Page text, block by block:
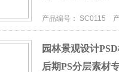
产品编号： SC0115
园林景观设计
后期PS分层素材